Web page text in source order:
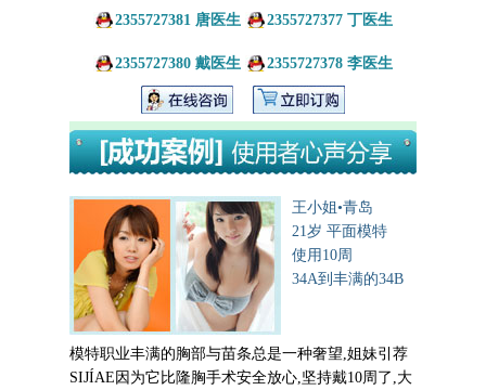
2355727381 唐医生 2355727377 丁医生
2355727380 戴医生 2355727378 李医生
王小姐•青岛
21岁 平面模特
使用10周
34A到丰满的34B
模特职业丰满的胸部与苗条总是一种奢望,姐妹引荐
SIJÍAE因为它比隆胸手术安全放心,坚持戴10周了,大